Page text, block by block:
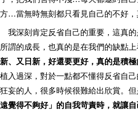
方…當無時無刻都只看見自己的不好，
我深刻肯定反省自己的重要，這真的
所謂的成長，也真的是在我們的缺點上
新、又日新，好還要更好，真的是積
植入過深，對於一點都不懂得反省自己
狂妄的人，很多時候很難給出欣賞。但
遠覺得不夠好」的自我苛責時，就讓